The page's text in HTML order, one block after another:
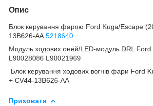
Опис
Блок керування фарою Ford Kuga/Escape
13B626-AA 5218640
Модуль ходових оней/LED-модуль DRL
L90028086 L90021969
Блок керування ходових вогнів фари Ford
+ CV44-13B626-AA
Приховати